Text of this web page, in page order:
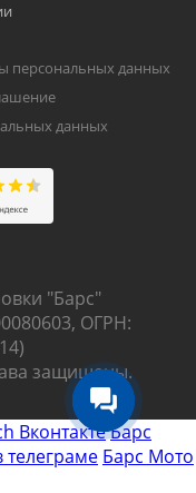
персональных данных
данных
"Барс"
ОГРН:
защищены.
ВконтактеБарс
Барс Мото